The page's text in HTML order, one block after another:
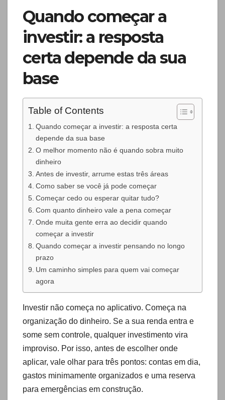
Quando começar a
investir: a resposta
certa depende da sua
base
Table of Contents
Quando começar a investir: a resposta certa
depende da sua base
O melhor momento não é quando sobra muito
dinheiro
Antes de investir, arrume estas três áreas
Como saber se você já pode começar
Começar cedo ou esperar quitar tudo?
Com quanto dinheiro vale a pena começar
Onde muita gente erra ao decidir quando
começar a investir
Quando começar a investir pensando no longo
prazo
Um caminho simples para quem vai começar
agora
Investir não começa no aplicativo. Começa na
organização do dinheiro. Se a sua renda entra e
some sem controle, qualquer investimento vira
improviso. Por isso, antes de escolher onde
aplicar, vale olhar para três pontos: contas em dia,
gastos minimamente organizados e uma reserva
para emergências em construção.